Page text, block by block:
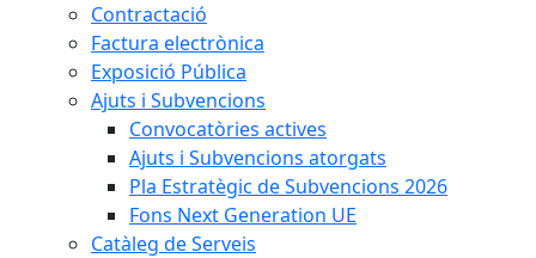
Contractació
Factura electrònica
Exposició Pública
Ajuts i Subvencions
Convocatòries actives
Ajuts i Subvencions atorgats
Pla Estratègic de Subvencions 2026
Fons Next Generation UE
Catàleg de Serveis